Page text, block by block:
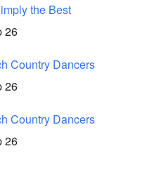
the Best
26
Country Dancers
26
Country Dancers
26